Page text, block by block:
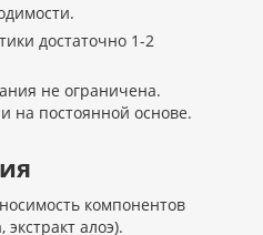
достаточно 1-2
не ограничена.
на постоянной основе.
компонентов
алоэ).